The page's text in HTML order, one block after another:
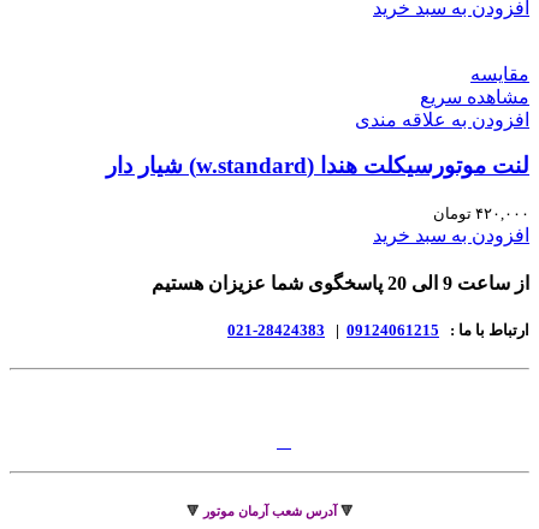
افزودن به سبد خرید
مقایسه
مشاهده سریع
افزودن به علاقه مندی
لنت موتورسیکلت هندا (w.standard) شیار دار
۴۲۰,۰۰۰ تومان
افزودن به سبد خرید
از ساعت 9 الی 20 پاسخگوی شما عزیزان هستیم
ارتباط با ما : 09124061215
|
28424383-021
🔻 آدرس شعب آرمان موتور 🔻